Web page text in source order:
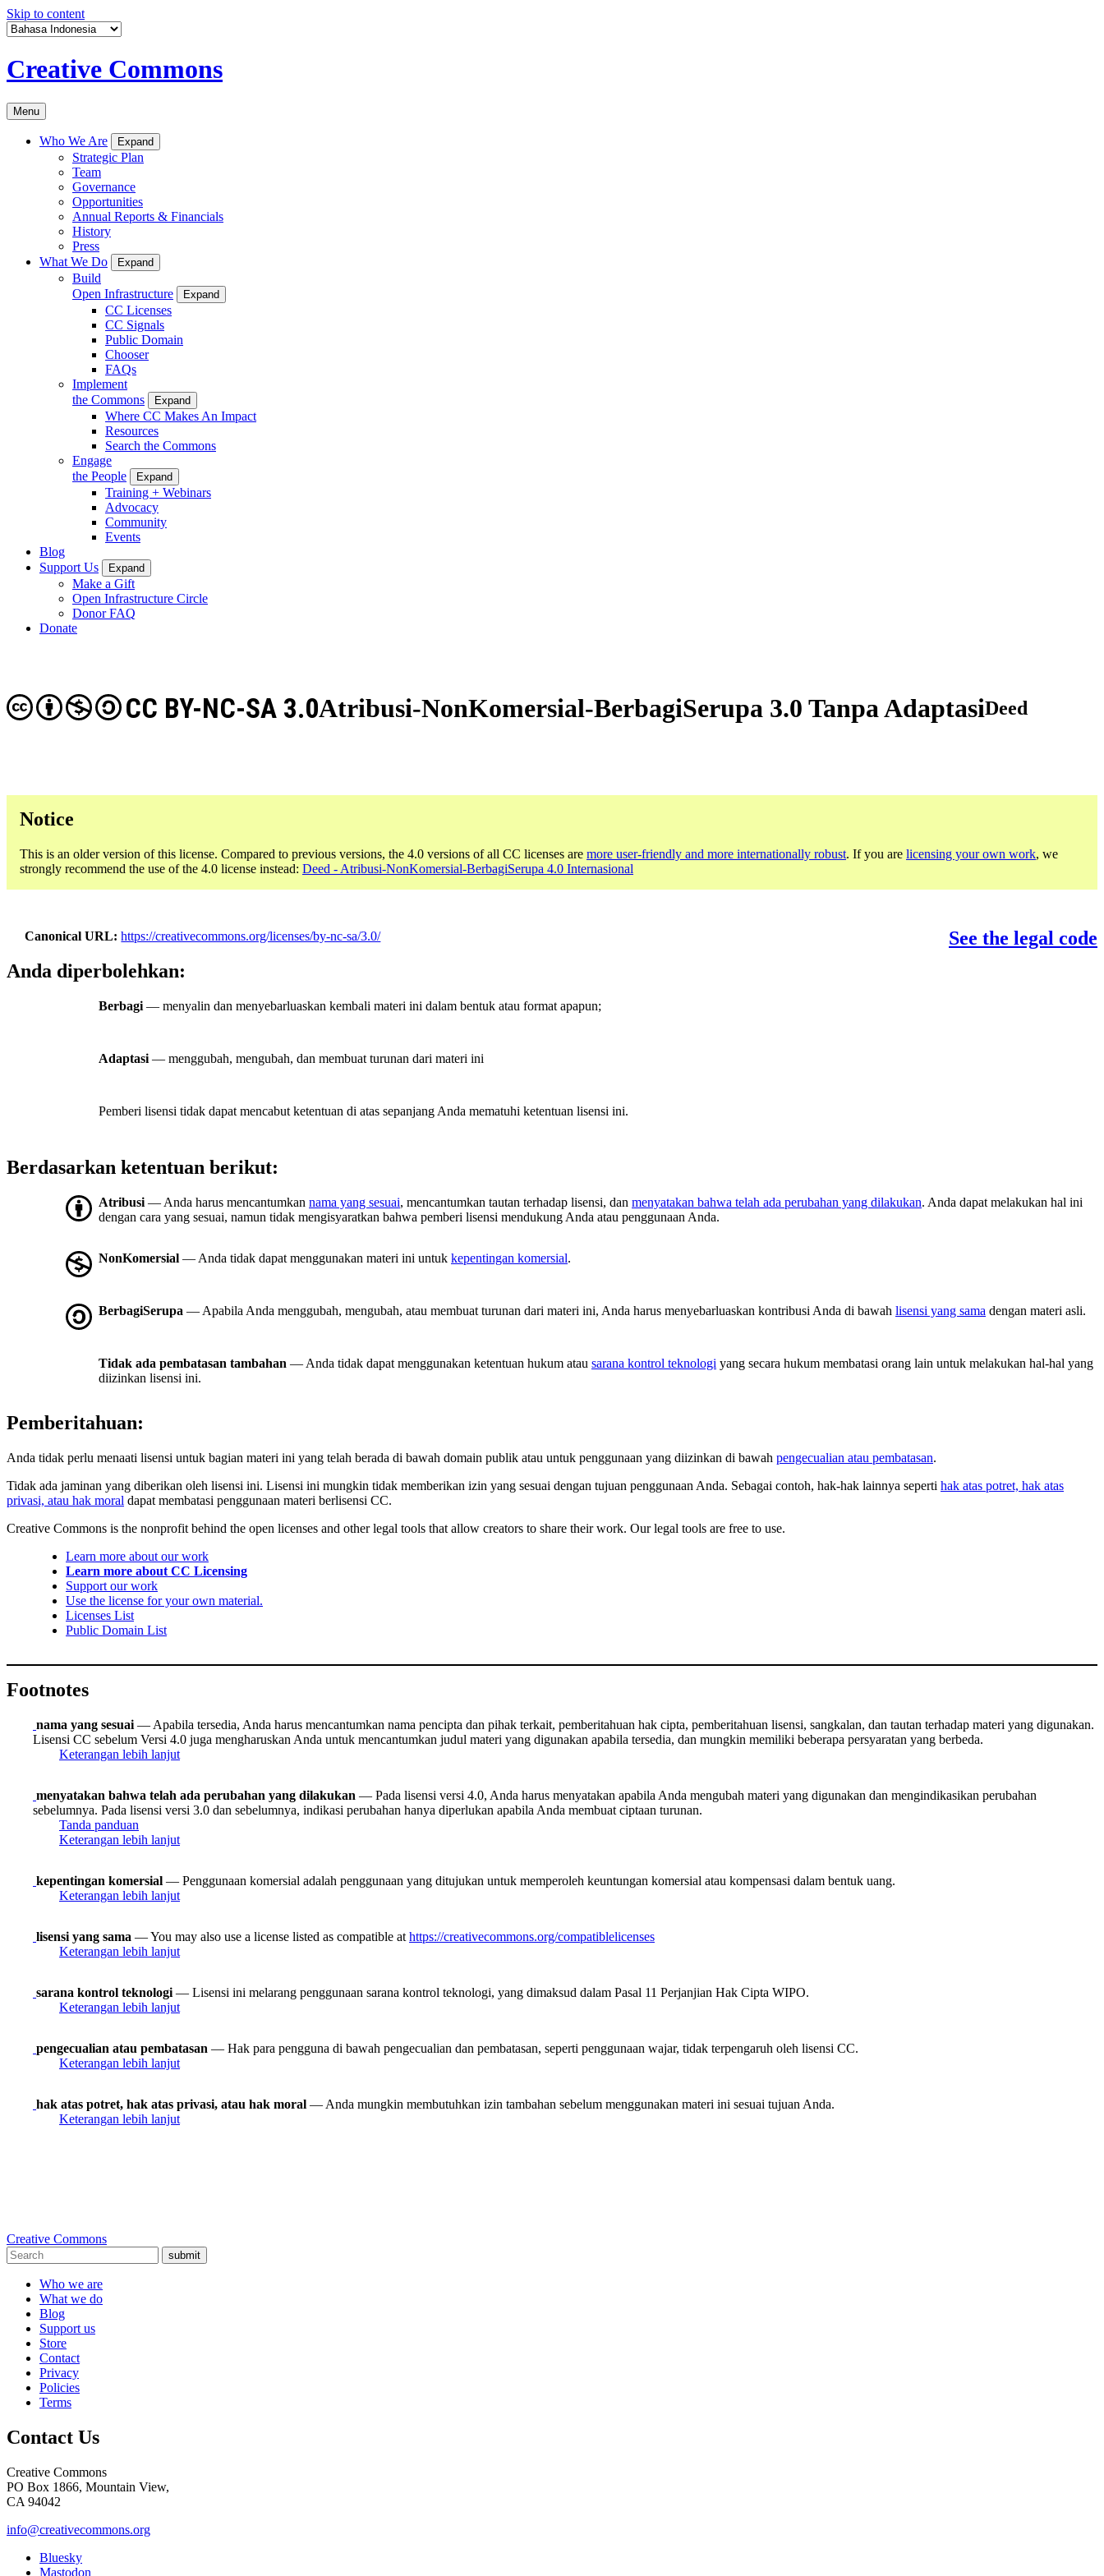
Skip to content
Creative Commons
Menu
Who We Are Expand
Strategic Plan
Team
Governance
Opportunities
Annual Reports & Financials
History
Press
What We Do
Expand
Build
Open Infrastructure
Expand
CC Licenses
CC Signals
Public Domain
Chooser
FAQs
Implement
the Commons
Expand
Where CC Makes An Impact
Resources
Search the Commons
Engage
the People
Expand
Training + Webinars
Advocacy
Community
Events
Blog
Support Us
Expand
Make a Gift
Open Infrastructure Circle
Donor FAQ
Donate
Atribusi-NonKomersial-BerbagiSerupa 3.0 Tanpa Adaptasi
CC BY-NC-SA 3.0 Deed
Notice
This is an older version of this license. Compared to previous versions, the 4.0 versions of all CC licenses are more user-friendly and more internationally robust. If you are licensing your own work, we
strongly recommend the use of the 4.0 license instead: Deed - Atribusi-NonKomersial-BerbagiSerupa 4.0 Internasional
Canonical URL https://creativecommons.org/licenses/by-nc-sa/3.0/
See the legal code
Anda diperbolehkan:
Berbagi — menyalin dan menyebarluaskan kembali materi ini dalam bentuk atau format apapun;
Adaptasi — menggubah, mengubah, dan membuat turunan dari materi ini
Pemberi lisensi tidak dapat mencabut ketentuan di atas sepanjang Anda mematuhi ketentuan lisensi ini.
Berdasarkan ketentuan berikut:
Atribusi — Anda harus mencantumkan nama yang sesuai, mencantumkan tautan terhadap lisensi, dan menyatakan bahwa telah ada perubahan yang dilakukan. Anda dapat melakukan hal ini
dengan cara yang sesuai, namun tidak mengisyaratkan bahwa pemberi lisensi mendukung Anda atau penggunaan Anda.
NonKomersial — Anda tidak dapat menggunakan materi ini untuk kepentingan komersial.
BerbagiSerupa — Apabila Anda menggubah, mengubah, atau membuat turunan dari materi ini, Anda harus menyebarluaskan kontribusi Anda di bawah lisensi yang sama dengan materi asli.
Tidak ada pembatasan tambahan — Anda tidak dapat menggunakan ketentuan hukum atau sarana kontrol teknologi yang secara hukum membatasi orang lain untuk melakukan hal-hal yang
diizinkan lisensi ini.
Pemberitahuan:
Anda tidak perlu menaati lisensi untuk bagian materi ini yang telah berada di bawah domain publik atau untuk penggunaan yang diizinkan di bawah pengecualian atau pembatasan.
Tidak ada jaminan yang diberikan oleh lisensi ini. Lisensi ini mungkin tidak memberikan izin yang sesuai dengan tujuan penggunaan Anda. Sebagai contoh, hak-hak lainnya seperti hak atas potret, hak atas
privasi, atau hak moral dapat membatasi penggunaan materi berlisensi CC.
Creative Commons is the nonprofit behind the open licenses and other legal tools that allow creators to share their work. Our legal tools are free to use.
Learn more about our work
Learn more about CC Licensing
Support our work
Use the license for your own material.
Licenses List
Public Domain List
Footnotes
nama yang sesuai — Apabila tersedia, Anda harus mencantumkan nama pencipta dan pihak terkait, pemberitahuan hak cipta, pemberitahuan lisensi, sangkalan, dan tautan terhadap materi yang digunakan.
Lisensi CC sebelum Versi 4.0 juga mengharuskan Anda untuk mencantumkan judul materi yang digunakan apabila tersedia, dan mungkin memiliki beberapa persyaratan yang berbeda.
Keterangan lebih lanjut
menyatakan bahwa telah ada perubahan yang dilakukan — Pada lisensi versi 4.0, Anda harus menyatakan apabila Anda mengubah materi yang digunakan dan mengindikasikan perubahan
sebelumnya. Pada lisensi versi 3.0 dan sebelumnya, indikasi perubahan hanya diperlukan apabila Anda membuat ciptaan turunan.
Tanda panduan
Keterangan lebih lanjut
kepentingan komersial — Penggunaan komersial adalah penggunaan yang ditujukan untuk memperoleh keuntungan komersial atau kompensasi dalam bentuk uang.
Keterangan lebih lanjut
lisensi yang sama — You may also use a license listed as compatible at https://creativecommons.org/compatiblelicenses
Keterangan lebih lanjut
sarana kontrol teknologi — Lisensi ini melarang penggunaan sarana kontrol teknologi, yang dimaksud dalam Pasal 11 Perjanjian Hak Cipta WIPO.
Keterangan lebih lanjut
pengecualian atau pembatasan — Hak para pengguna di bawah pengecualian dan pembatasan, seperti penggunaan wajar, tidak terpengaruh oleh lisensi CC.
Keterangan lebih lanjut
hak atas potret, hak atas privasi, atau hak moral — Anda mungkin membutuhkan izin tambahan sebelum menggunakan materi ini sesuai tujuan Anda.
Keterangan lebih lanjut
Creative Commons
submit
Who we are
What we do
Blog
Support us
Store
Contact
Privacy
Policies
Terms
Contact Us
Creative Commons
PO Box 1866, Mountain View,
CA 94042
info@creativecommons.org
Bluesky
Mastodon